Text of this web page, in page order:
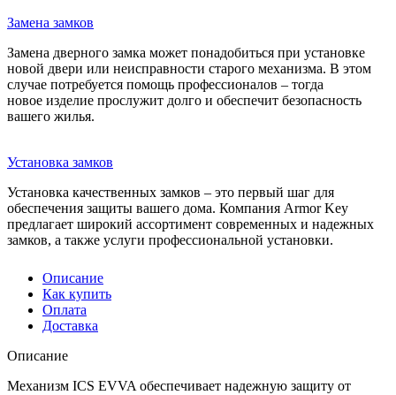
Замена замков
Замена дверного замка может понадобиться при установке
новой двери или неисправности старого механизма. В этом
случае потребуется помощь профессионалов – тогда
новое изделие прослужит долго и обеспечит безопасность
вашего жилья.
Установка замков
Установка качественных замков – это первый шаг для
обеспечения защиты вашего дома. Компания Armor Key
предлагает широкий ассортимент современных и надежных
замков, а также услуги профессиональной установки.
Описание
Как купить
Оплата
Доставка
Описание
Механизм ICS EVVA обеспечивает надежную защиту от